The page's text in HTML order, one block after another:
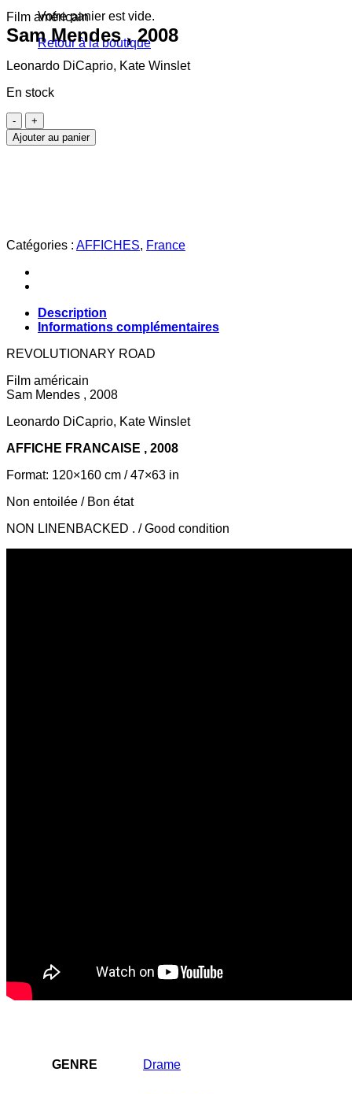
Votre panier est vide.
Retour à la boutique
Film américain
Sam Mendes , 2008
Leonardo DiCaprio, Kate Winslet
En stock
quantité
de
LES
Ajouter au panier
Catégories : AFFICHES, France
Description
Informations complémentaires
REVOLUTIONARY ROAD
Film américain
Sam Mendes , 2008
Leonardo DiCaprio, Kate Winslet
AFFICHE FRANCAISE , 2008
Format: 120×160 cm / 47×63 in
Non entoilée / Bon état
NON LINENBACKED . / Good condition
GENRE Drame